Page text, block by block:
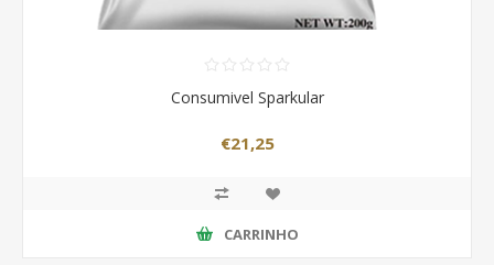
Consumivel Sparkular
€21,25
CARRINHO